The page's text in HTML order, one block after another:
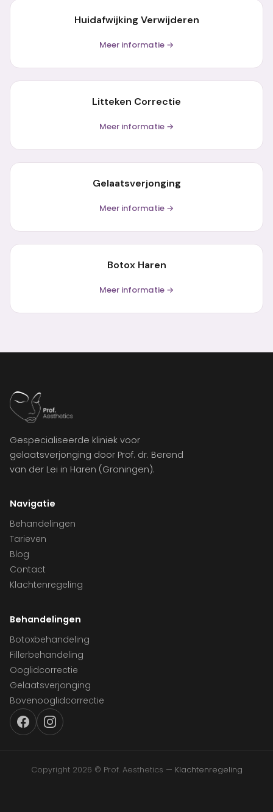
Huidafwijking Verwijderen
Meer informatie →
Litteken Correctie
Meer informatie →
Gelaatsverjonging
Meer informatie →
Botox Haren
Meer informatie →
Gespecialiseerde kliniek voor
gelaatsverjonging door Prof. dr. Berend
van der Lei in Haren (Groningen).
Navigatie
Behandelingen
Tarieven
Blog
Contact
Klachtenregeling
Behandelingen
Botoxbehandeling
Fillerbehandeling
Ooglidcorrectie
Gelaatsverjonging
Bovenooglidcorrectie
Copyright 2026 © Prof. Aesthetics — Klachtenregeling